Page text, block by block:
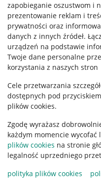
zapobieganie oszustwom i
prezentowanie reklam i
prywatności oraz
danych z innych źródeł.
urządzeń na podstawie
Twoje dane personalne
korzystania z naszych stron
Cele przetwarzania
dostępnych pod
plików cookies.
Zgodę wyrażasz
każdym momencie wycofać
plików cookies na stronie
legalność uprzedniego
polityka plików cookies
Usługach Cyfrowych